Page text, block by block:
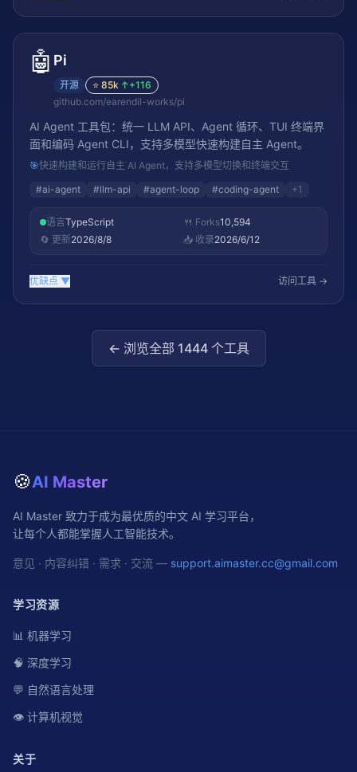
🤖 Pi
开源 ⭐ 85k ↑+116
github.com/earendil-works/pi
AI Agent 工具包：统一 LLM API、Agent 循环、TUI 终端界
面和编码 Agent CLI，支持多模型快速构建自主 Agent。
🎯快速构建和运行自主 AI Agent，支持多模型切换和终端交互
#ai-agent #llm-api #agent-loop #coding-agent +1
语言TypeScript 🍴 Forks10,594
🔄 更新2026/8/8 📥 收录2026/6/12
优缺点 ▼ 访问工具 →
← 浏览全部 1444个工具
🍪AI Master
AI Master 致力于成为最优质的中文 AI 学习平台，
让每个人都能掌握人工智能技术。
意见 · 内容纠错 · 需求 · 交流 — support.aimaster.cc@gmail.com
学习资源
📊 机器学习
🧠 深度学习
💬 自然语言处理
👁️ 计算机视觉
关于